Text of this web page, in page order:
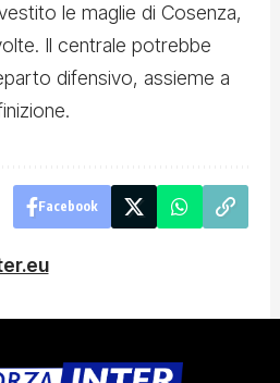
le maglie di Cosenza,
Il centrale potrebbe
difensivo, assieme a
Facebook